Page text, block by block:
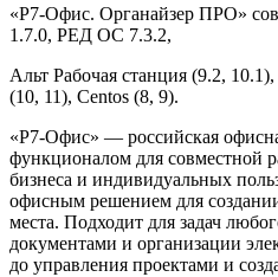
«Р7-Офис. Органайзер ПРО»
1.7.0, РЕД ОС 7.3.2,
Альт Рабочая станция (9.2,
(10, 11), Centos (8, 9).
«Р7-Офис» — российская
функционалом для совместной
бизнеса и индивидуальных
офисным решением для
места. Подходит для задач
документами и организации
до управления проектами и